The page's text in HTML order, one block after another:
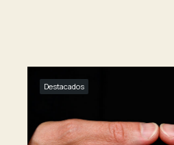
Destacados